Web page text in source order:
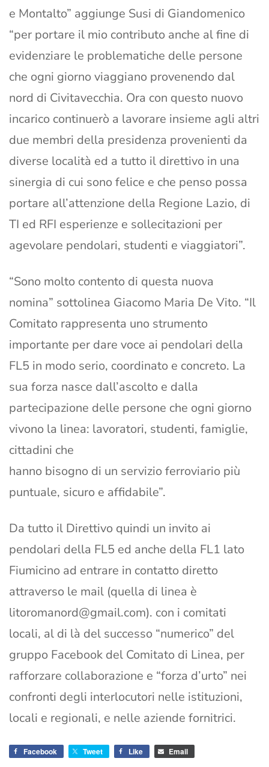
e Montalto” aggiunge Susi di Giandomenico
“per portare il mio contributo anche al fine di
evidenziare le problematiche delle persone
che ogni giorno viaggiano provenendo dal
nord di Civitavecchia. Ora con questo nuovo
incarico continuerò a lavorare insieme agli altri
due membri della presidenza provenienti da
diverse località ed a tutto il direttivo in una
sinergia di cui sono felice e che penso possa
portare all’attenzione della Regione Lazio, di
TI ed RFI esperienze e sollecitazioni per
agevolare pendolari, studenti e viaggiatori”.
“Sono molto contento di questa nuova
nomina” sottolinea Giacomo Maria De Vito. “Il
Comitato rappresenta uno strumento
importante per dare voce ai pendolari della
FL5 in modo serio, coordinato e concreto. La
sua forza nasce dall’ascolto e dalla
partecipazione delle persone che ogni giorno
vivono la linea: lavoratori, studenti, famiglie,
cittadini che
hanno bisogno di un servizio ferroviario più
puntuale, sicuro e affidabile”.
Da tutto il Direttivo quindi un invito ai
pendolari della FL5 ed anche della FL1 lato
Fiumicino ad entrare in contatto diretto
attraverso le mail (quella di linea è
litoromanord@gmail.com). con i comitati
locali, al di là del successo “numerico” del
gruppo Facebook del Comitato di Linea, per
rafforzare collaborazione e “forza d’urto” nei
confronti degli interlocutori nelle istituzioni,
locali e regionali, e nelle aziende fornitrici.
Facebook Tweet Like Email